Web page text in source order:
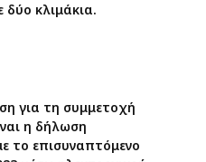
δύο κλιμάκια.
για τη συμμετοχή
η δήλωση
το επισυναπτόμενο